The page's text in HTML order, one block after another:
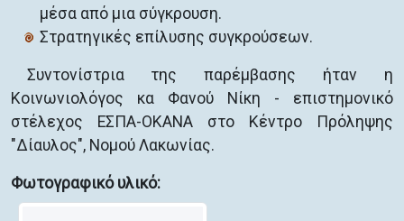
μέσα από μια σύγκρουση.
Στρατηγικές επίλυσης συγκρούσεων.
Συντονίστρια της παρέμβασης ήταν η
Κοινωνιολόγος κα Φανού Νίκη - επιστημονικό
στέλεχος ΕΣΠΑ-ΟΚΑΝΑ στο Κέντρο Πρόληψης
"Δίαυλος", Νομού Λακωνίας.
Φωτογραφικό υλικό: